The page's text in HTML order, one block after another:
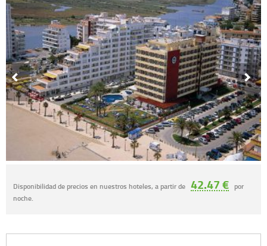
Disponibilidad de precios en nuestros hoteles, a partir de 42.47 € por
noche.